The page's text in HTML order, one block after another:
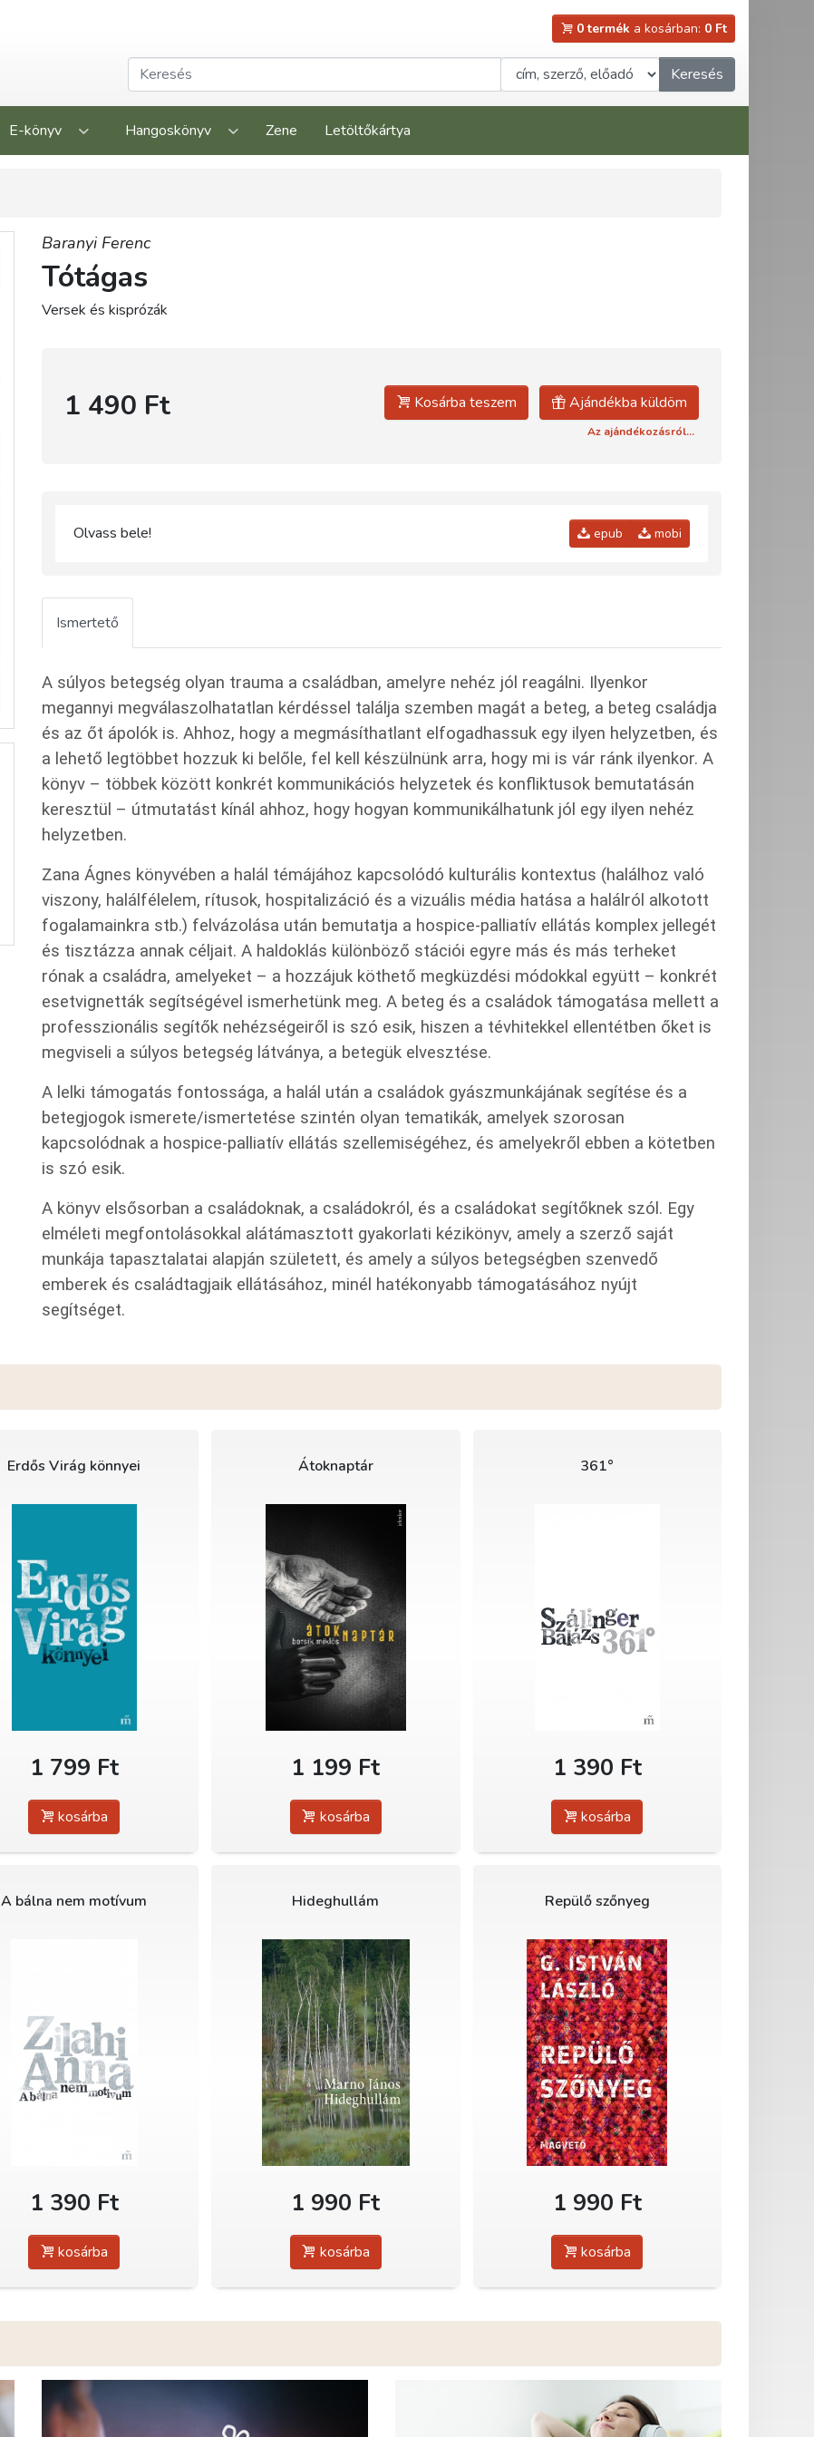
0 termék a kosárban: 0 Ft
Keresés
E-könyv Hangoskönyv Zene Letöltőkártya
Baranyi Ferenc
Tótágas
Versek és kisprózák
1 490 Ft Kosárba teszem Ajándékba küldöm
Az ajándékozásról...
Olvass bele! epub mobi
Ismertető
A súlyos betegség olyan trauma a családban, amelyre nehéz jól reagálni. Ilyenkor
megannyi megválaszolhatatlan kérdéssel találja szemben magát a beteg, a beteg családja
és az őt ápolók is. Ahhoz, hogy a megmásíthatlant elfogadhassuk egy ilyen helyzetben, és
a lehető legtöbbet hozzuk ki belőle, fel kell készülnünk arra, hogy mi is vár ránk ilyenkor. A
könyv – többek között konkrét kommunikációs helyzetek és konfliktusok bemutatásán
keresztül – útmutatást kínál ahhoz, hogy hogyan kommunikálhatunk jól egy ilyen nehéz
helyzetben.
Zana Ágnes könyvében a halál témájához kapcsolódó kulturális kontextus (halálhoz való
viszony, halálfélelem, rítusok, hospitalizáció és a vizuális média hatása a halálról alkotott
fogalamainkra stb.) felvázolása után bemutatja a hospice-palliatív ellátás komplex jellegét
és tisztázza annak céljait. A haldoklás különböző stációi egyre más és más terheket
rónak a családra, amelyeket – a hozzájuk köthető megküzdési módokkal együtt – konkrét
esetvignetták segítségével ismerhetünk meg. A beteg és a családok támogatása mellett a
professzionális segítők nehézségeiről is szó esik, hiszen a tévhitekkel ellentétben őket is
megviseli a súlyos betegség látványa, a betegük elvesztése.
A lelki támogatás fontossága, a halál után a családok gyászmunkájának segítése és a
betegjogok ismerete/ismertetése szintén olyan tematikák, amelyek szorosan
kapcsolódnak a hospice-palliatív ellátás szellemiségéhez, és amelyekről ebben a kötetben
is szó esik.
A könyv elsősorban a családoknak, a családokról, és a családokat segítőknek szól. Egy
elméleti megfontolásokkal alátámasztott gyakorlati kézikönyv, amely a szerző saját
munkája tapasztalatai alapján született, és amely a súlyos betegségben szenvedő
emberek és családtagjaik ellátásához, minél hatékonyabb támogatásához nyújt
segítséget.
Erdős Virág könnyei
1 799 Ft
kosárba
Átoknaptár
1 199 Ft
kosárba
361°
1 390 Ft
kosárba
A bálna nem motívum
1 390 Ft
kosárba
Hideghullám
1 990 Ft
kosárba
Repülő szőnyeg
1 990 Ft
kosárba